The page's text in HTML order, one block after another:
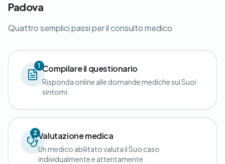
Padova
Quattro semplici passi per il consulto medico
1 Compilare il questionario
Risponda online alle domande mediche sui Suoi
sintomi.
2Valutazione medica
Un medico abilitato valuta il Suo caso
individualmente e attentamente.